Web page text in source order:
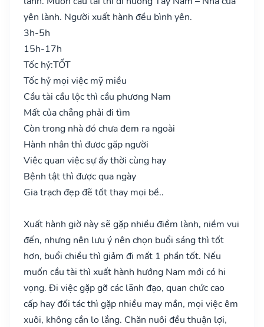
yên lành. Người xuất hành đều bình yên.
3h-5h
15h-17h
Tốc hỷ:TỐT
Tốc hỷ mọi việc mỹ miều
Cầu tài cầu lộc thì cầu phương Nam
Mất của chẳng phải đi tìm
Còn trong nhà đó chưa đem ra ngoài
Hành nhân thì được gặp người
Việc quan việc sự ấy thời cùng hay
Bệnh tật thì được qua ngày
Gia trạch đẹp đẽ tốt thay mọi bề..
Xuất hành giờ này sẽ gặp nhiều điềm lành, niềm vui
đến, nhưng nên lưu ý nên chọn buổi sáng thì tốt
hơn, buổi chiều thì giảm đi mất 1 phần tốt. Nếu
muốn cầu tài thì xuất hành hướng Nam mới có hi
vọng. Đi việc gặp gỡ các lãnh đạo, quan chức cao
cấp hay đối tác thì gặp nhiều may mắn, mọi việc êm
xuôi, không cần lo lắng. Chăn nuôi đều thuận lợi,